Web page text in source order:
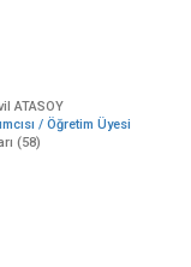
ATASOY
/ Öğretim Üyesi
(58)